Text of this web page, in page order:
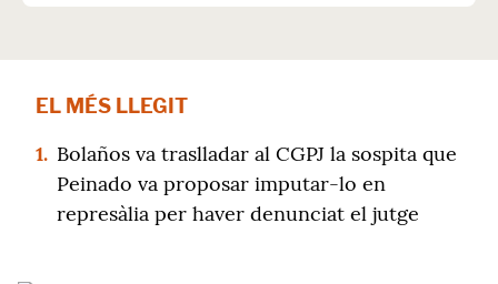
EL MÉS LLEGIT
1. Bolaños va traslladar al CGPJ la sospita que
Peinado va proposar imputar-lo en
represàlia per haver denunciat el jutge